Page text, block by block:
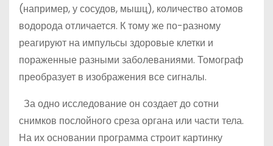
(например, у сосудов, мышц), количество атомов
водорода отличается. К тому же по-разному
реагируют на импульсы здоровые клетки и
пораженные разными заболеваниями. Томограф
преобразует в изображения все сигналы.
За одно исследование он создает до сотни
снимков послойного среза органа или части тела.
На их основании программа строит картинку